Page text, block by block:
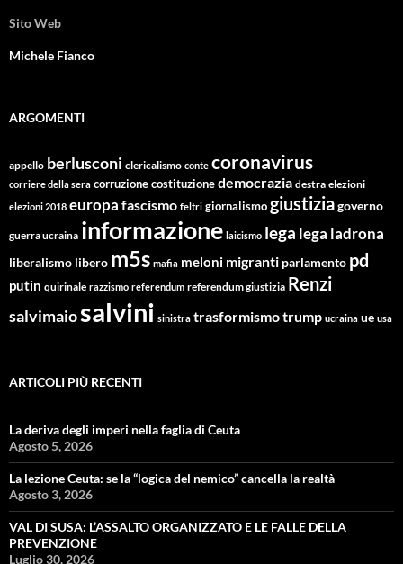
Sito Web
Michele Fianco
ARGOMENTI
appello berlusconi clericalismo conte coronavirus
corriere della sera corruzionecostituzionedemocrazia destra elezioni
elezioni 2018 europa fascismo feltri giornalismogiustiziagoverno
guerra ucraina informazione laicismo lega lega ladrona
liberalismo libero m5s mafia meloni migranti parlamento pd
putin quirinale razzismo referendum referendum giustizia Renzi
salvimaiosalvini sinistra trasformismotrump ucraina ue usa
ARTICOLI PIÙ RECENTI
La deriva degli imperi nella faglia di Ceuta
Agosto 5, 2026
La lezione Ceuta: se la “logica del nemico” cancella la realtà
Agosto 3, 2026
VAL DI SUSA: L’ASSALTO ORGANIZZATO E LE FALLE DELLA
PREVENZIONE
Luglio 30, 2026